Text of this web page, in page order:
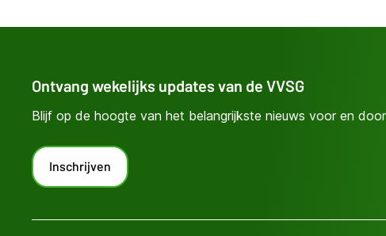
Ontvang wekelijks updates van de VVSG
Blijf op de hoogte van het belangrijkste nieuws voor en
Inschrijven